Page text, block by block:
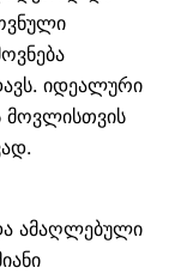
იდეალური
მოვლისთვის
ამაღლებული